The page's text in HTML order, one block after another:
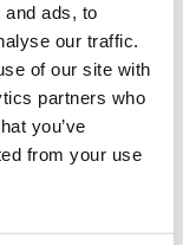
ads, to
our traffic.
of our site with
partners who
you’ve
from your use
Α/θμιας και
οι οποίοι
STEM. Κατά